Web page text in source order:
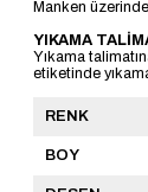
Manken
YIKAMA
Yıkama
etiketinde
RENK
BOY